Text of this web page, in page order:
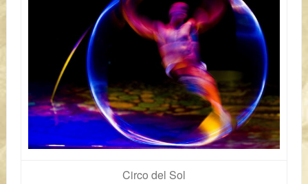
Circo del Sol